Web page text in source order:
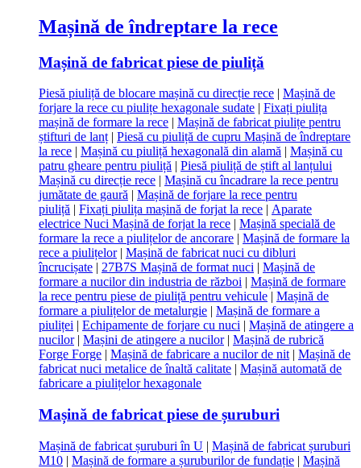
Mașină de îndreptare la rece
Mașină de fabricat piese de piuliță
Piesă piuliță de blocare mașină cu direcție rece | Mașină de
forjare la rece cu piulițe hexagonale sudate | Fixați piulița
mașină de formare la rece | Mașină de fabricat piulițe pentru
știfturi de lanț| Piesă cu piuliță de cupru Mașină de îndreptare
la rece | Mașină cu piuliță hexagonală din alamă | Mașină cu
patru gheare pentru piuliță | Piesă piuliță de știft al lanțului
Mașină cu direcție rece | Mașină cu încadrare la rece pentru
jumătate de gaură | Mașină de forjare la rece pentru
piuliță | Fixați piulița mașină de forjat la rece | Aparate
electrice Nuci Mașină de forjat la rece | Mașină specială de
formare la rece a piulițelor de ancorare | Mașină de formare la
rece a piulițelor| Mașină de fabricat nuci cu dibluri
încrucișate | 27B7S Mașină de format nuci | Mașină de
formare a nucilor din industria de război | Mașină de formare
la rece pentru piese de piuliță pentru vehicule | Mașină de
formare a piulițelor de metalurgie | Mașină de formare a
piuliței | Echipamente de forjare cu nuci | Mașină de atingere a
nucilor| Mașini de atingere a nucilor| Mașină de rubrică
Forge Forge | Mașină de fabricare a nucilor de nit| Mașină de
fabricat nuci metalice de înaltă calitate | Mașină automată de
fabricare a piulițelor hexagonale
Mașină de fabricat piese de șuruburi
Mașină de fabricat șuruburi în U | Mașină de fabricat șuruburi
M10 | Mașină de formare a șuruburilor de fundație | Mașină